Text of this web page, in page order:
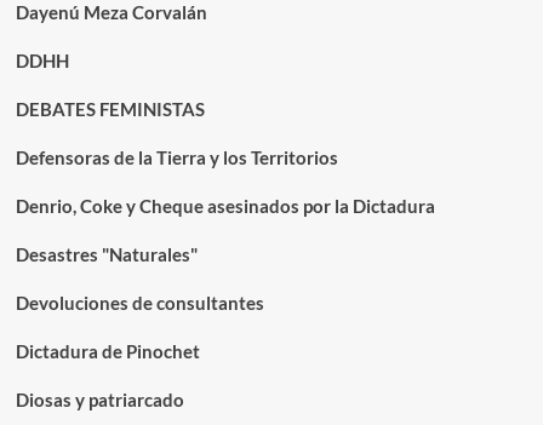
Dayenú Meza Corvalán
DDHH
DEBATES FEMINISTAS
Defensoras de la Tierra y los Territorios
Denrio, Coke y Cheque asesinados por la Dictadura
Desastres "Naturales"
Devoluciones de consultantes
Dictadura de Pinochet
Diosas y patriarcado